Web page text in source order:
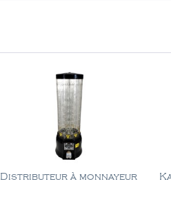
Distributeur à monnayeur